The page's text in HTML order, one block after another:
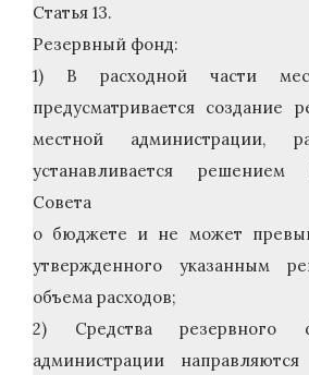
Статья 13.
Резервный фонд:
1) В расходной части
предусматривается создание
местной администрации,
устанавливается решением
Совета
о бюджете и не может
утвержденного указанным
объема расходов;
2) Средства резервного
администрации